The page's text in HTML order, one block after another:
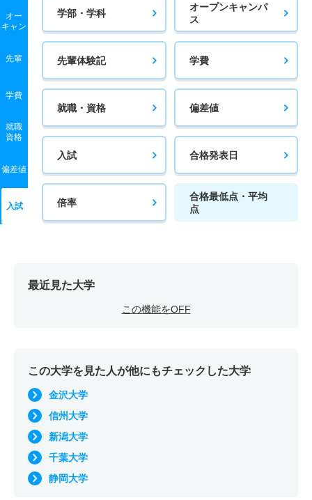
オー
キャン
先輩
学費
就職
資格
偏差値
入試
学部・学科
オープンキャンパ
ス
先輩体験記 学費
就職・資格 偏差値
入試 合格発表日
倍率
合格最低点・平均
点
最近見た大学
この機能をOFF
この大学を見た人が他にもチェックした大学
金沢大学
信州大学
新潟大学
千葉大学
静岡大学